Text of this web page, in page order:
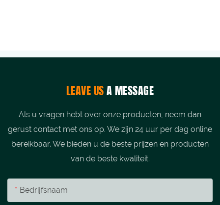
LEAVE USA MESSAGE
Als u vragen hebt over onze producten, neem dan
gerust contact met ons op. We zijn 24 uur per dag online
bereikbaar. We bieden u de beste prijzen en producten
van de beste kwaliteit.
Bedrijfsnaam